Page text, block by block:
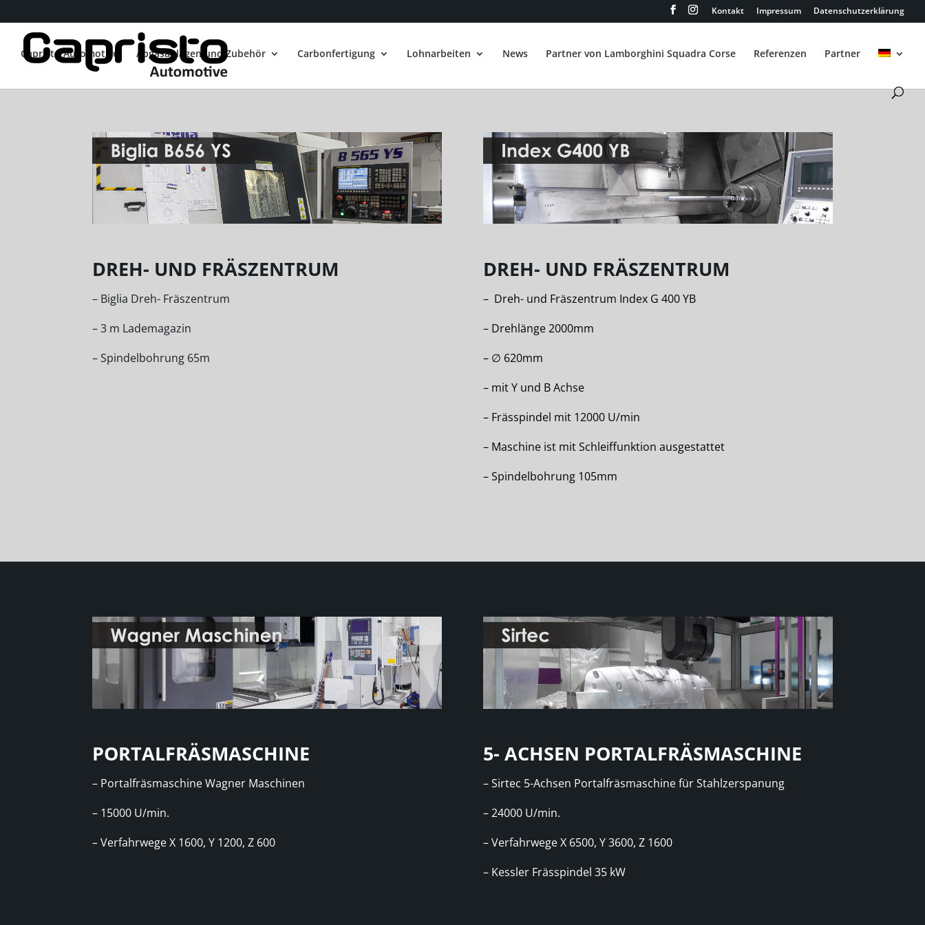
Kontakt Impressum Datenschutzerklärung
Capristo Automotive Abgasanlagen und Zubehör Carbonfertigung Lohnarbeiten News Partner von Lamborghini Squadra Corse Referenzen Partner
DREH- UND FRÄSZENTRUM
– Biglia Dreh- Fräszentrum
– 3 m Lademagazin
– Spindelbohrung 65m
DREH- UND FRÄSZENTRUM
– Dreh- und Fräszentrum Index G 400 YB
– Drehlänge 2000mm
– ∅ 620mm
– mit Y und B Achse
– Frässpindel mit 12000 U/min
– Maschine ist mit Schleiffunktion ausgestattet
– Spindelbohrung 105mm
PORTALFRÄSMASCHINE
– Portalfräsmaschine Wagner Maschinen
– 15000 U/min.
– Verfahrwege X 1600, Y 1200, Z 600
5- ACHSEN PORTALFRÄSMASCHINE
– Sirtec 5-Achsen Portalfräsmaschine für Stahlzerspanung
– 24000 U/min.
– Verfahrwege X 6500, Y 3600, Z 1600
– Kessler Frässpindel 35 kW